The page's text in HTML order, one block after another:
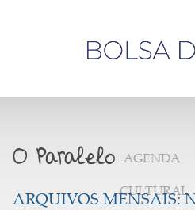
AGENDA
CULTURAL
ARQUIVOS MENSAIS: